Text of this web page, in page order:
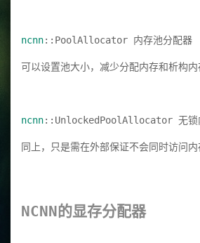
ncnn::PoolAllocator 内存池分配器
可以设置池大小，减少分配内存和析构
ncnn::UnlockedPoolAllocator 无锁
同上，只是需在外部保证不会同时访问
NCNN的显存分配器